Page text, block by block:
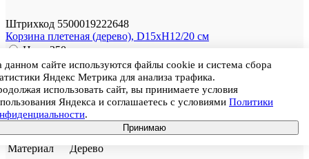
Штрихкод 5500019222648
Корзина плетеная (дерево), D15xH12/20 см
Цена
250
Цена при покупке кратно коробке (в коробке 72 шт.)
₽
В корзину
АртикулBH645-BR
Размер
15 × 15 × 12 см
Цвет
Коричневый
Материал
Дерево
данном сайте используются файлы cookie и система сбора
Яндекс Метрика для анализа трафика.
использовать сайт, вы принимаете условия
Яндекса и соглашаетесь с условиями Политики
.
Принимаю